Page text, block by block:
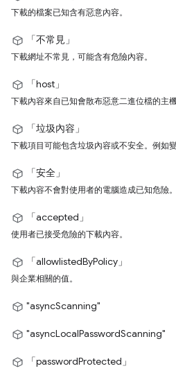
下載的檔案已知含有惡意內容。
「不常見」
下載網址不常見，可能含有危險內容。
「host」
下載內容來自已知會散布惡意二進位檔的主
「垃圾內容」
下載項目可能包含垃圾內容或不安全。例如
「安全」
下載內容不會對使用者的電腦造成已知危險。
「accepted」
使用者已接受危險的下載內容。
「allowlistedByPolicy」
與企業相關的值。
"asyncScanning"
"asyncLocalPasswordScanning"
「passwordProtected」